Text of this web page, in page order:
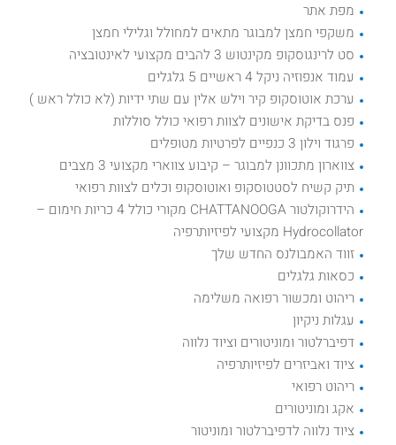
מפת אתר
משקפי חמצן למבוגר מתאים למחולל וגלילי חמצן
סט לרינגוסקופ מקינטוש 3 להבים מקצועי לאינטובציה
עמוד אנפוזיה ניקל 4 ראשיים 5 גלגלים
ערכת אוטוסקופ קיר וילש אלין עם שתי ידיות (לא כולל ראש )
פנס בדיקת אישונים לצוות רפואי כולל סוללות
פרגוד וילון 3 כנפיים לפרטיות מטופלים
צווארון מתכוונן למבוגר – קיבוע צווארי מקצועי 3 מצבים
תיק קשיח לסטטוסקופ ואוטוסקופ וכלים לצוות רפואי
הידרוקולטור CHATTANOOGA מקורי כולל 4 כריות חימום –
Hydrocollator מקצועי לפיזיותרפיה
זווד האמבולנס החדש שלך
כסאות גלגלים
ריהוט ומכשור רפואה משלימה
עגלות ניקיון
דפיברלטור ומוניטורים וציוד נלווה
ציוד ואביזרים לפיזיותרפיה
ריהוט רפואי
אקג ומוניטורים
ציוד נלווה לדפיברלטור ומוניטור